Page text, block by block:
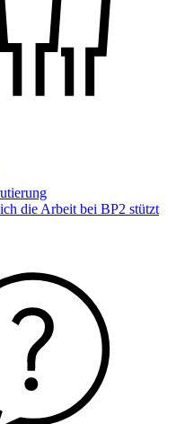
die Arbeit bei BP2 stützt